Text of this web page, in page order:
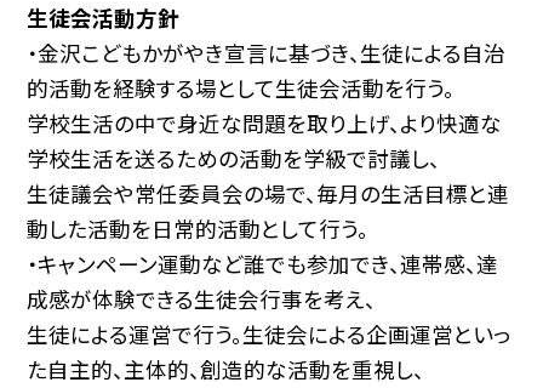
生徒会活動方針
・金沢こどもかがやき宣言に基づき、生徒による自治
的活動を経験する場として生徒会活動を行う。
学校生活の中で身近な問題を取り上げ、より快適な
学校生活を送るための活動を学級で討議し、
生徒議会や常任委員会の場で、毎月の生活目標と連
動した活動を日常的活動として行う。
・キャンペーン運動など誰でも参加でき、連帯感、達
成感が体験できる生徒会行事を考え、
生徒による運営で行う。生徒会による企画運営といっ
た自主的、主体的、創造的な活動を重視し、